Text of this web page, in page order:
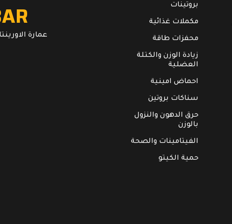
بروتينات
مكملات غذائية
محفزات طاقة
زيادة الوزن والكتلة
العضلية
احماض امينية
سناكات بروتين
حرق الدهون والنزول
بالوزن
الفيتامينات والصحة
حمية الكيتو
عمارة الاورينتال.